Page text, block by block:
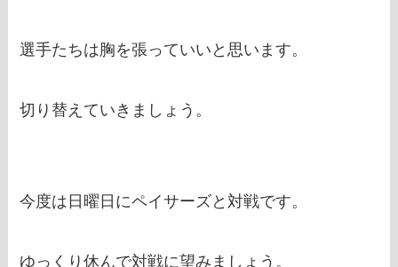
選手たちは胸を張っていいと思います。
切り替えていきましょう。
今度は日曜日にペイサーズと対戦です。
ゆっくり休んで対戦に望みましょう。